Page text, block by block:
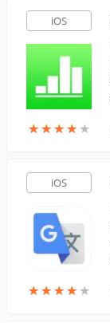
iOS
★★★★ ★
★★★★ ★
iOS
★★★★ ★
★★★★ ★